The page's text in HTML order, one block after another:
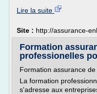
Lire la suite
Site : http://assurance-
Formation
professionelles
Formation assurance
La formation
s'adresse aux